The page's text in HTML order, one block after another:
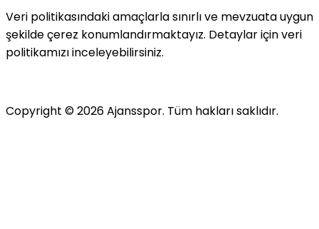
Veri politikasındaki amaçlarla sınırlı ve mevzuata uygun
şekilde çerez konumlandırmaktayız. Detaylar için veri
politikamızı inceleyebilirsiniz.
Copyright ©2026Ajansspor. Tüm hakları saklıdır.